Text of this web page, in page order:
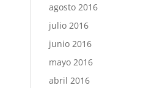
agosto 2016
julio 2016
junio 2016
mayo 2016
abril 2016